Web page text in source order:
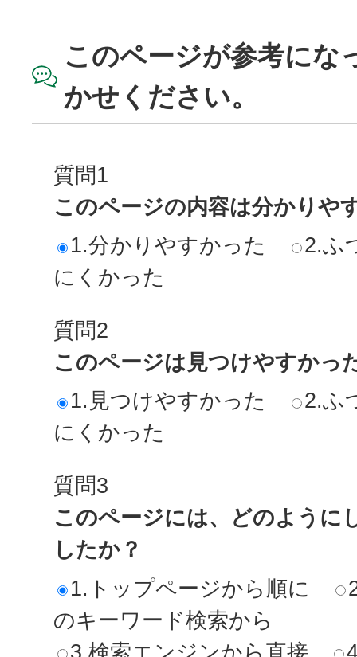
このページが参考にな
かせください。
質問1
このページの内容は分かりや
1.分かりやすかった
2.ふ
にくかった
質問2
このページは見つけやすかっ
1.見つけやすかった
2.ふ
にくかった
質問3
このページには、どのように
したか？
1.トップページから順に
のキーワード検索から
3.検索エンジンから直接